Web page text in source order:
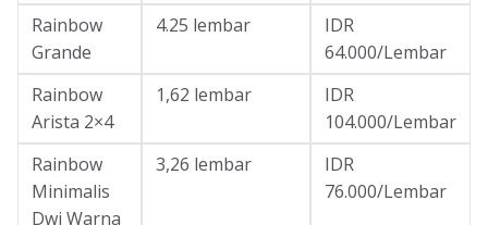
Rainbow
Grande
4.25 lembar
IDR
64.000/Lembar
Rainbow
Arista 2×4
1,62 lembar
IDR
104.000/Lembar
Rainbow
Minimalis
Dwi Warna
3,26 lembar
IDR
76.000/Lembar